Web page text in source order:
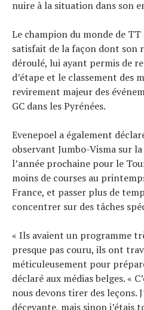
nuire à la situation dans son
Le champion du monde de TT
satisfait de la façon dont son
déroulé, lui ayant permis de
d’étape et le classement des
revirement majeur des
GC dans les Pyrénées.
Evenepoel a également
observant Jumbo-Visma sur
l’année prochaine pour le
moins de courses au
France, et passer plus de
concentrer sur des tâches
« Ils avaient un programme
presque pas couru, ils ont
méticuleusement pour
déclaré aux médias belges. «
nous devons tirer des leçons.
décevante, mais sinon j’étais